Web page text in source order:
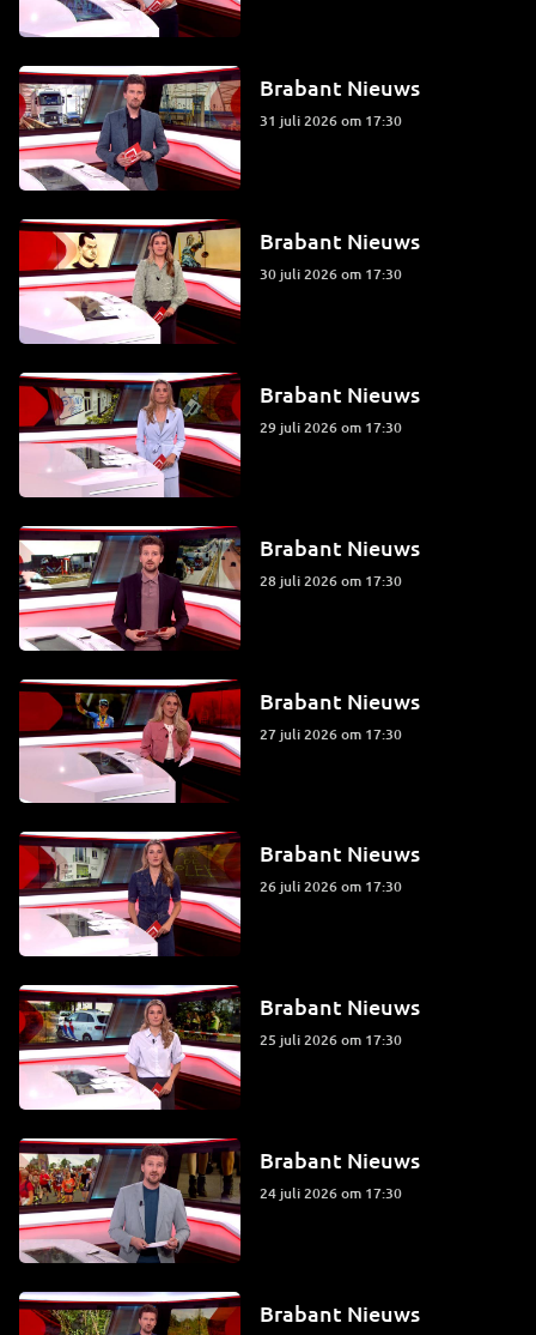
Brabant Nieuws
31 juli 2026 om 17:30
Brabant Nieuws
30 juli 2026 om 17:30
Brabant Nieuws
29 juli 2026 om 17:30
Brabant Nieuws
28 juli 2026 om 17:30
Brabant Nieuws
27 juli 2026 om 17:30
Brabant Nieuws
26 juli 2026 om 17:30
Brabant Nieuws
25 juli 2026 om 17:30
Brabant Nieuws
24 juli 2026 om 17:30
Brabant Nieuws